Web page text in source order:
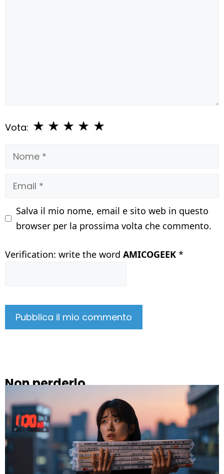
Vota: ★
★
★
★
★
Nome
Email
Salva il mio nome, email e sito web in questo
browser per la prossima volta che commento.
Verification: write the word AMICOGEEK *
Non perderlo